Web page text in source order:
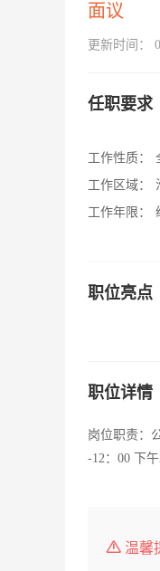
面议
更新时间：
任职要求
工作性质：
工作区域：
工作年限：
职位亮点
职位详情
岗位职责：
-12：00 下
温馨